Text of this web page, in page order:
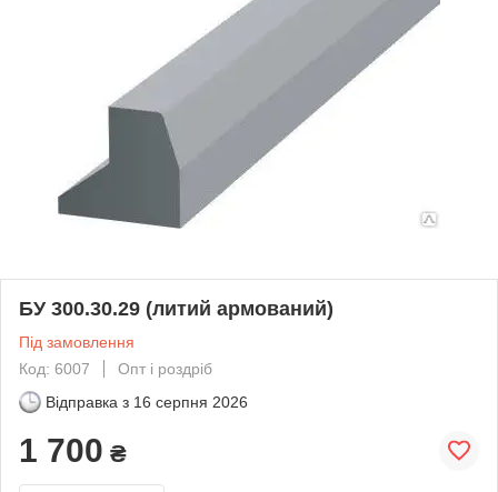
БУ 300.30.29 (литий армований)
Під замовлення
Код: 6007
Опт і роздріб
Відправка з 16 серпня 2026
1 700 ₴